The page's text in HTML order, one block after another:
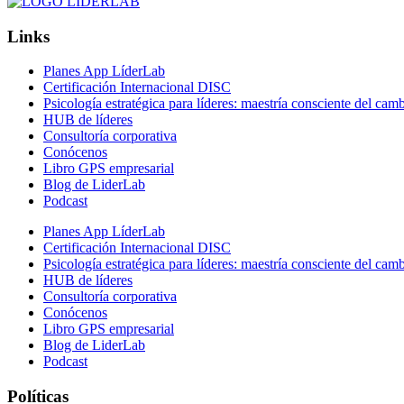
Links
Planes App LíderLab
Certificación Internacional DISC
Psicología estratégica para líderes: maestría consciente del
HUB de líderes
Consultoría corporativa
Conócenos
Libro GPS empresarial
Blog de LiderLab
Podcast
Planes App LíderLab
Certificación Internacional DISC
Psicología estratégica para líderes: maestría consciente del
HUB de líderes
Consultoría corporativa
Conócenos
Libro GPS empresarial
Blog de LiderLab
Podcast
Políticas